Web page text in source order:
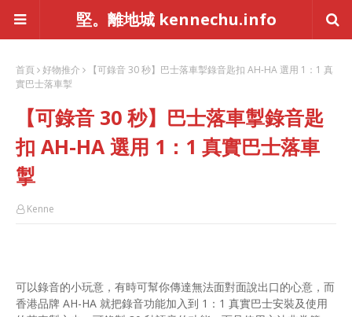
堅。離地城 kennechu.info
首頁 好物推介
【可錄音 30 秒】巴士落車掣錄音匙扣 AH-HA 選用 1：1 真
實巴士落車掣
【可錄音 30 秒】巴士落車掣錄音匙
扣 AH-HA 選用 1：1 真實巴士落車
掣
Kenne
可以錄音的小玩意，有時可幫你傳達無法面對面說出口的心意，而
香港品牌 AH-HA 就把錄音功能加入到 1：1 真實巴士安裝及使用